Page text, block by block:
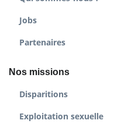
Jobs
Partenaires
Nos missions
Disparitions
Exploitation sexuelle